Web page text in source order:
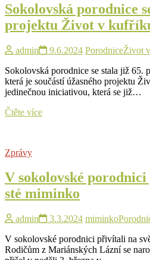
letošní
třísté
miminko
Sokolovská porodnice
projektu Život v
admin 9.6.2024 PorodniceŽivot
Sokolovská porodnice se stala již 65.
která je součástí úžasného projektu
jedinečnou iniciativou, která se již…
Čtěte víceSokolovská
Život
v
kufříku
Zprávy
V sokolovské
sté miminko
admin 3.3.2024 miminko
V sokolovské porodnici přivítali na
Rodičům z Mariánských Lázní se